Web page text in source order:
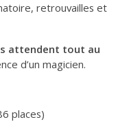
retrouvailles et
attendent tout au
d’un magicien.
places)